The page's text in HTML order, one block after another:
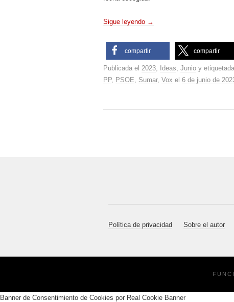
Sigue leyendo →
compartir compartir
Publicada el 2023, Ideas, Junio y
PP, PSOE, Sumar, Vox el 6 de junio de
Política de privacidad Sobre el autor
Banner de Consentimiento de Cookies por Real Cookie Banner